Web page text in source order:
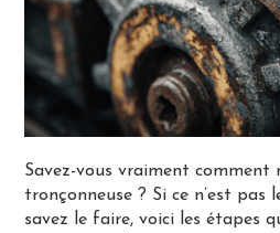
Savez-vous vraiment comment
tronçonneuse ? Si ce n’est pas
savez le faire, voici les étapes